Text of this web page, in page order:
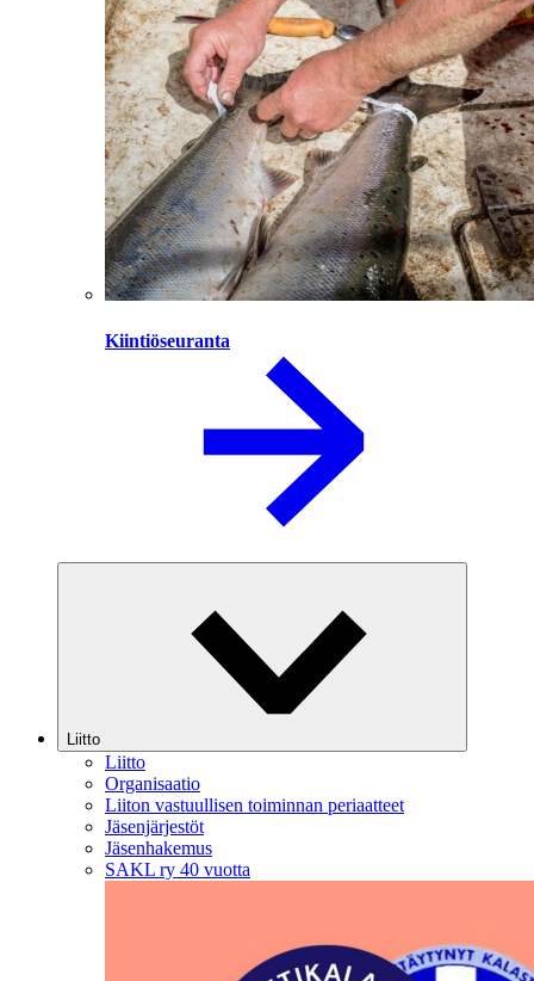
Kiintiöseuranta
Liitto
Liitto
Organisaatio
Liiton vastuullisen toiminnan periaatteet
Jäsenjärjestöt
Jäsenhakemus
SAKL ry 40 vuotta